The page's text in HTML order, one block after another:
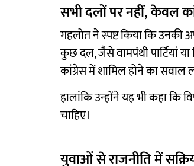
सभी दलों पर नहीं, केवल
गहलोत ने स्पष्ट किया कि उनकी
कुछ दल, जैसे वामपंथी पार्टियां
कांग्रेस में शामिल होने का सवाल
हालांकि उन्होंने यह भी कहा कि
चाहिए।
युवाओं से राजनीति में